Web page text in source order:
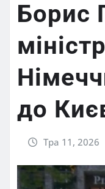
Борис
до
Тра 11, 2026